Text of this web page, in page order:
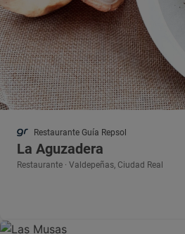
Restaurante Guía Repsol
La Aguzadera
Restaurante · Valdepeñas, Ciudad Real